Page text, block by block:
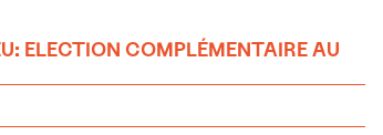
ELECTION COMPLÉMENTAIRE AU